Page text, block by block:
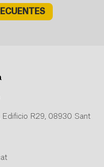
Edificio R29, 08930 Sant